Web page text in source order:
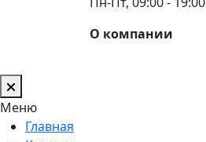
О компании
Меню
Главная